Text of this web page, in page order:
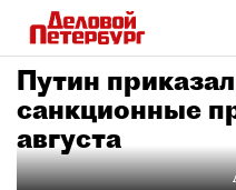
Путин
санкционные
августа